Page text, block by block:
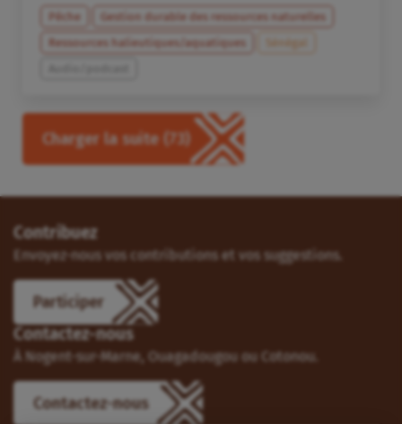
Pêche
Gestion durable des ressources naturelles
Ressources halieutiques/aquatiques
Sénégal
Charger la suite (73)
Contribuez
Envoyez-nous vos contributions et vos suggestions.
Participer
Contactez-nous
À Nogent-sur-Marne, Ouagadougou ou Cotonou.
Contactez-nous